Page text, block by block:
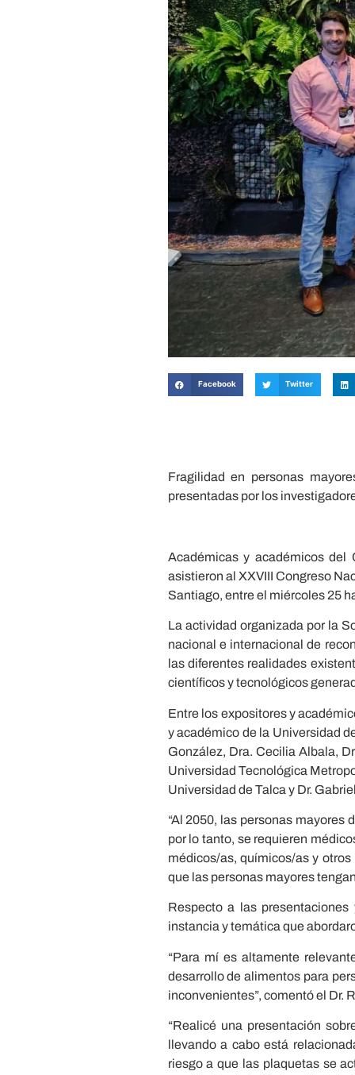
Facebook Twitter
Fragilidad en personas
presentadas por los
Académicas y académicos del
asistieron al XXVIII Congreso
Santiago, entre el miércoles 25
La actividad organizada por la
nacional e internacional de
las diferentes realidades
científicos y tecnológicos
Entre los expositores y
y académico de la Universidad
González, Dra. Cecilia Albala,
Universidad Tecnológica
Universidad de Talca y Dr.
“Al 2050, las personas mayores
por lo tanto, se requieren
médicos/as, químicos/as y
que las personas mayores
Respecto a las
instancia y temática que
“Para mí es altamente
desarrollo de alimentos para
inconvenientes”, comentó el Dr.
“Realicé una presentación
llevando a cabo está
riesgo a que las plaquetas se